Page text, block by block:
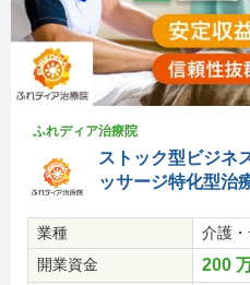
ふれディア治療院
ストック型ビジネ
ッサージ特化型治
業種
介護
開業資金
200